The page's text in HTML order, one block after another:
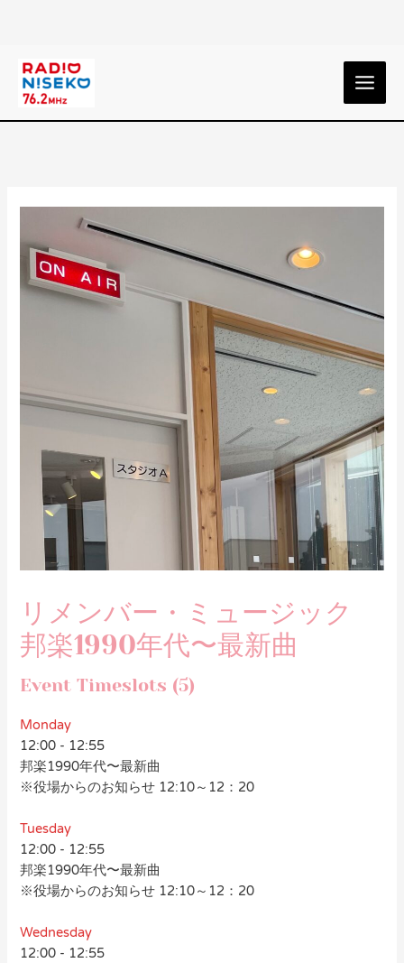
リメンバー・ミュージック
邦楽1990年代〜最新曲
Event Timeslots (5)
Monday
12:00 - 12:55
邦楽1990年代〜最新曲
※役場からのお知らせ 12:10～12：20
Tuesday
12:00 - 12:55
邦楽1990年代〜最新曲
※役場からのお知らせ 12:10～12：20
Wednesday
12:00 - 12:55